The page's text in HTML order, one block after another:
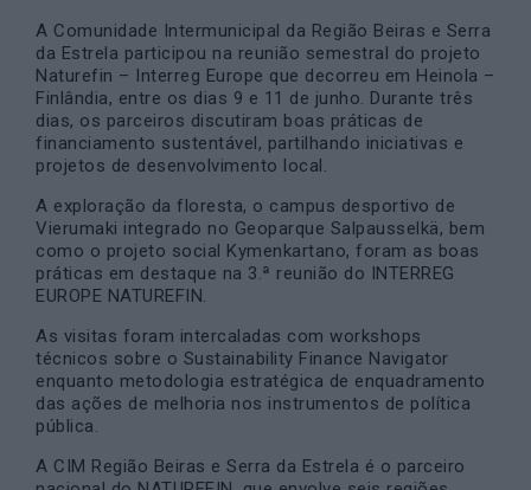
A Comunidade Intermunicipal da Região Beiras e Serra
da Estrela participou na reunião semestral do projeto
Naturefin – Interreg Europe que decorreu em Heinola –
Finlândia, entre os dias 9 e 11 de junho. Durante três
dias, os parceiros discutiram boas práticas de
financiamento sustentável, partilhando iniciativas e
projetos de desenvolvimento local.
A exploração da floresta, o campus desportivo de
Vierumaki integrado no Geoparque Salpausselkä, bem
como o projeto social Kymenkartano, foram as boas
práticas em destaque na 3.ª reunião do INTERREG
EUROPE NATUREFIN.
As visitas foram intercaladas com workshops
técnicos sobre o Sustainability Finance Navigator
enquanto metodologia estratégica de enquadramento
das ações de melhoria nos instrumentos de política
pública.
A CIM Região Beiras e Serra da Estrela é o parceiro